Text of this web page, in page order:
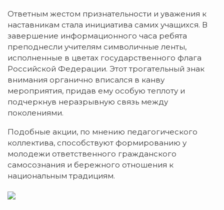
Ответным жестом признательности и уважения к
наставникам стала инициатива самих учащихся. В
завершение информационного часа ребята
преподнесли учителям символичные ленты,
исполненные в цветах государственного флага
Российской Федерации. Этот трогательный знак
внимания органично вписался в канву
мероприятия, придав ему особую теплоту и
подчеркнув неразрывную связь между
поколениями.
Подобные акции, по мнению педагогического
коллектива, способствуют формированию у
молодежи ответственного гражданского
самосознания и бережного отношения к
национальным традициям.